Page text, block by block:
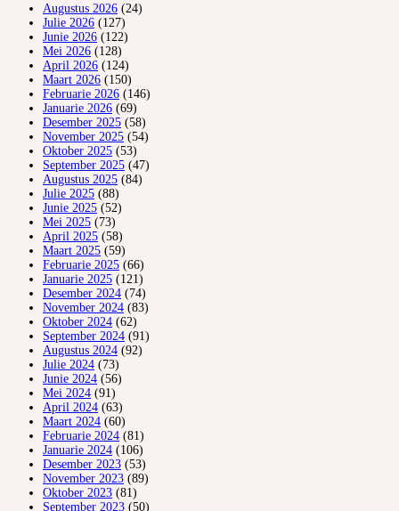
Augustus 2026 (24)
Julie 2026 (127)
Junie 2026 (122)
Mei 2026 (128)
April 2026 (124)
Maart 2026 (150)
Februarie 2026 (146)
Januarie 2026 (69)
Desember 2025 (58)
November 2025 (54)
Oktober 2025 (53)
September 2025 (47)
Augustus 2025 (84)
Julie 2025 (88)
Junie 2025 (52)
Mei 2025 (73)
April 2025 (58)
Maart 2025 (59)
Februarie 2025 (66)
Januarie 2025 (121)
Desember 2024 (74)
November 2024 (83)
Oktober 2024 (62)
September 2024 (91)
Augustus 2024 (92)
Julie 2024 (73)
Junie 2024 (56)
Mei 2024 (91)
April 2024 (63)
Maart 2024 (60)
Februarie 2024 (81)
Januarie 2024 (106)
Desember 2023 (53)
November 2023 (89)
Oktober 2023 (81)
September 2023 (50)